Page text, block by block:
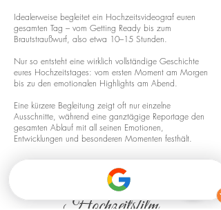
Idealerweise begleitet ein Hochzeitsvideograf euren
gesamten Tag – vom Getting Ready bis zum
Brautstraußwurf, also etwa 10–15 Stunden.
Nur so entsteht eine wirklich vollständige Geschichte
eures Hochzeitstages: vom ersten Moment am Morgen
bis zu den emotionalen Highlights am Abend.
Eine kürzere Begleitung zeigt oft nur einzelne
Ausschnitte, während eine ganztägige Reportage den
gesamten Ablauf mit all seinen Emotionen,
Entwicklungen und besonderen Momenten festhält.
Drohnenaufnahmen für euren